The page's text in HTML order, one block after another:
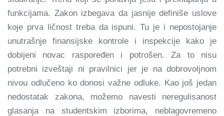
funkcijama. Zakon izbegava da jasnije definiše uslove
koje prva ličnost treba da ispuni. Tu je i nepostojanje
unutrašnje finansijske kontrole i inspekcije kako je
dobijeni novac raspoređen i potrošen. Za to nisu
potrebni izveštaji ni pravilnici jer je na dobrovoljnom
nivou odlučeno ko donosi važne odluke. Kao još jedan
nedostatak zakona, možemo navesti neregulisanost
glasanja na studentskim izborima, neblagovremeno